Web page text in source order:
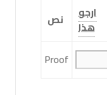
ارجو
هذا
نص
Proof